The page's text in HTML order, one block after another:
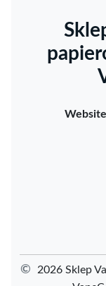
©
2026 Sklep